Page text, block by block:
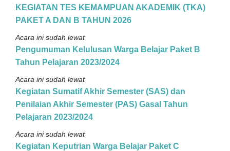
KEGIATAN TES KEMAMPUAN AKADEMIK (TKA)
PAKET A DAN B TAHUN 2026
Acara ini sudah lewat
Pengumuman Kelulusan Warga Belajar Paket B
Tahun Pelajaran 2023/2024
Acara ini sudah lewat
Kegiatan Sumatif Akhir Semester (SAS) dan
Penilaian Akhir Semester (PAS) Gasal Tahun
Pelajaran 2023/2024
Acara ini sudah lewat
Kegiatan Keputrian Warga Belajar Paket C